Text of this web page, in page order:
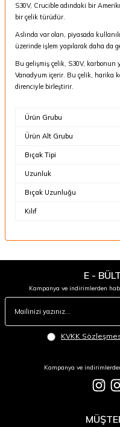
S30V, Crucible adındaki bir
bir çelik türüdür.
Aslında var olan, piyasada
üzerinde işlem yapılarak daha da
Bu gelişmiş çelik, S30V, karbonun
Vanadyum içerir. Bu çelik, harika
direnciyle birleştirir.
Ürün Grubu
Ürün Alt Grubu
Bıçak Tipi
Uzunluk
Bıçak Uzunluğu
Kılıf
E -
Kampanya ve indirimlerden
KVKK
Kampanya ve